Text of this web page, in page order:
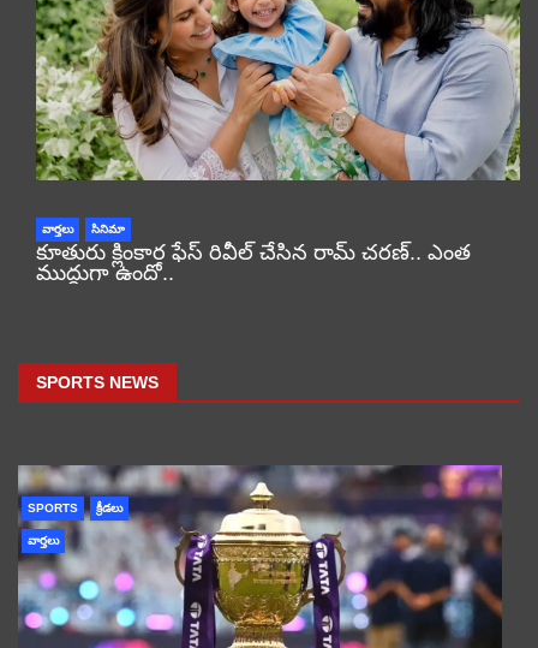
వార్తలు సినిమా
కూతురు క్లింకార ఫేస్ రివీల్ చేసిన రామ్ చరణ్.. ఎంత
ముద్దుగా ఉందో..
SPORTS NEWS
SPORTS క్రీడలు
వార్తలు